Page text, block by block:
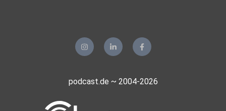
podcast.de ~ 2004-2026